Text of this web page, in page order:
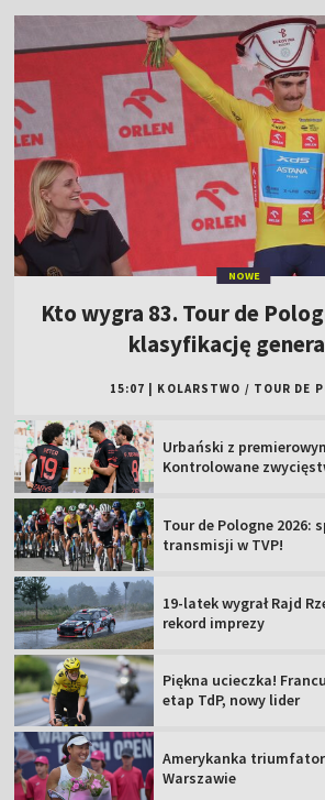
NOWE
Kto wygra 83. Tour de
klasyfikację
15:07 KOLARSTWO / TOUR DE
Urbański z
Kontrolowane
Tour de Pologne 2026:
transmisji w TVP!
19-latek wygrał Rajd
rekord imprezy
Piękna ucieczka!
etap TdP, nowy lider
Amerykanka
Warszawie